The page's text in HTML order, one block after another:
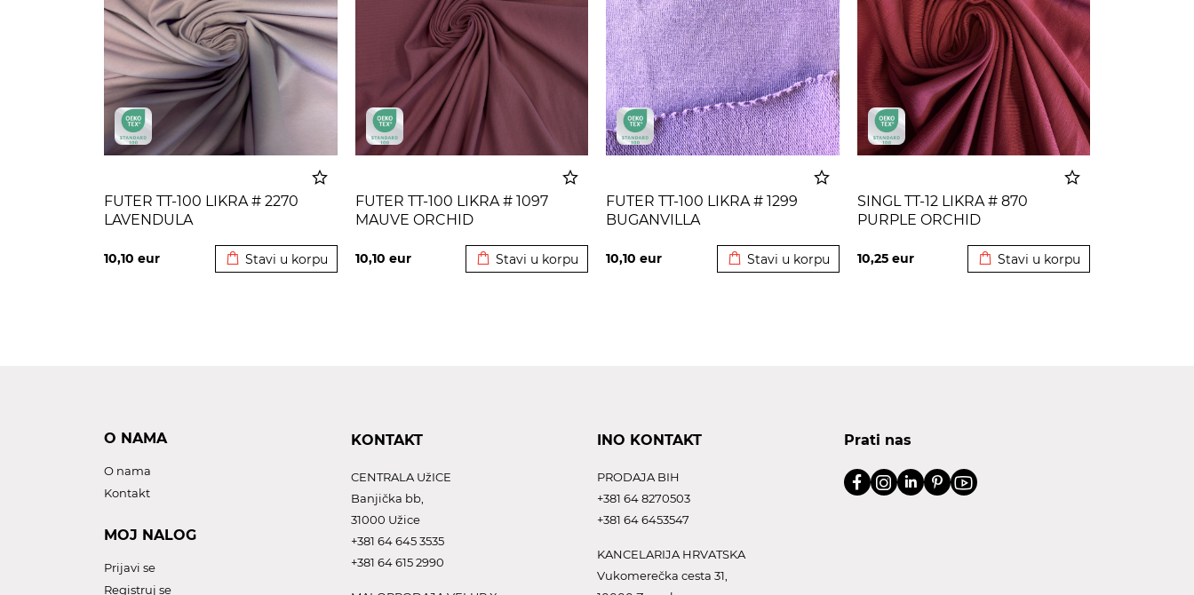
FUTER TT-100 LIKRA # 2270
LAVENDULA
10,10 eur Stavi u korpu
FUTER TT-100 LIKRA # 1097
MAUVE ORCHID
10,10 eur Stavi u korpu
FUTER TT-100 LIKRA # 1299
BUGANVILLA
10,10 eur Stavi u korpu
SINGL TT-12 LIKRA # 870
PURPLE ORCHID
10,25 eur Stavi u korpu
O NAMA
O nama
Kontakt
MOJ NALOG
Prijavi se
Registruj se
KONTAKT
CENTRALA UžICE
Banjička bb,
31000 Užice
+381 64 645 3535
+381 64 615 2990
INO KONTAKT
PRODAJA BIH
+381 64 8270503
+381 64 6453547
KANCELARIJA HRVATSKA
Vukomerečka cesta 31,
Prati nas